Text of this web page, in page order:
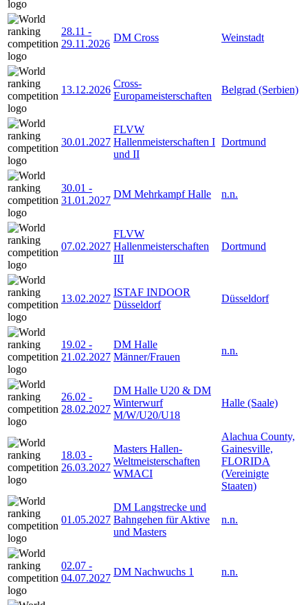
28.11 -
29.11.2026
DM Cross Weinstadt
13.12.2026
Cross-
Europameisterschaften
Belgrad (Serbien)
30.01.2027
FLVW
Hallenmeisterschaften I
und II
Dortmund
30.01 -
31.01.2027
DM Mehrkampf Halle n.n.
07.02.2027
FLVW
Hallenmeisterschaften
III
Dortmund
13.02.2027
ISTAF INDOOR
Düsseldorf
Düsseldorf
19.02 -
21.02.2027
DM Halle
Männer/Frauen
n.n.
26.02 -
28.02.2027
DM Halle U20 & DM
Winterwurf
M/W/U20/U18
Halle (Saale)
18.03 -
26.03.2027
Masters Hallen-
Weltmeisterschaften
WMACI
Alachua County,
Gainesville,
FLORIDA
(Vereinigte
Staaten)
01.05.2027
DM Langstrecke und
Bahngehen für Aktive
und Masters
n.n.
02.07 -
04.07.2027
DM Nachwuchs 1 n.n.